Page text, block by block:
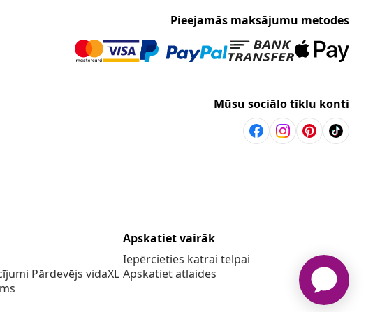
Pieejamās maksājumu metodes
Mūsu sociālo tīklu konti
Pārdevējs vidaXL
Apskatiet vairāk
Iepērcieties katrai telpai
Apskatiet atlaides